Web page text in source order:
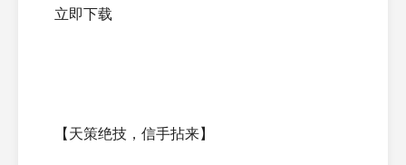
立即下载
【天策绝技，信手拈来】